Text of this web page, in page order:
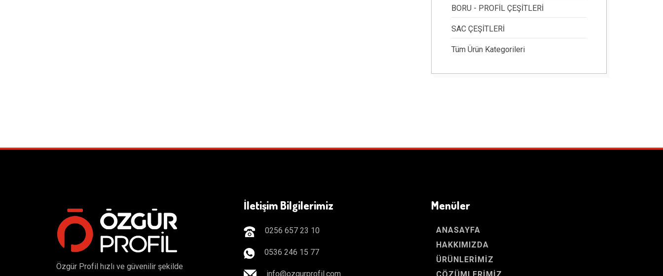
BORU - PROFİL ÇEŞİTLERİ
SAC ÇEŞİTLERİ
Tüm Ürün Kategorileri
Özgür Profil hızlı ve güvenilir şekilde
İletişim Bilgilerimiz
0256 657 23 10
0536 246 15 77
info@ozgurprofil.com
Menüler
ANASAYFA
HAKKIMIZDA
ÜRÜNLERIMIZ